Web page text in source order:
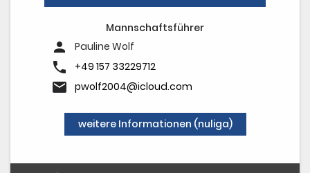
Dokumente
Vereinskalender
"Jetzt Mitglied werden"
Mannschaftsführer
person Pauline Wolf
phone +49 157 33229712
email pwolf2004@icloud.com
weitere Informationen (nuliga)